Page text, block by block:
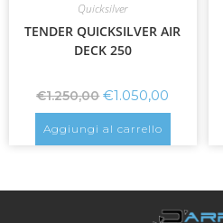
Quicksilver
TENDER QUICKSILVER AIR
DECK 250
€1.250,00 €1.050,00
Aggiungi al carrello